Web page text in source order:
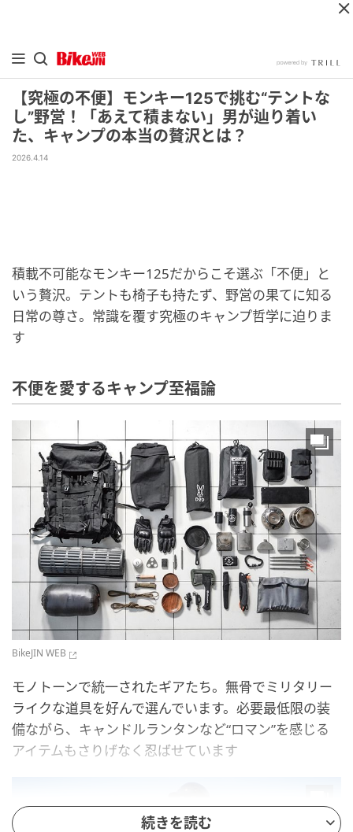
【究極の不便】モンキー125で挑む“テントな
し”野営！「あえて積まない」男が辿り着い
た、キャンプの本当の贅沢とは？
2026.4.14
積載不可能なモンキー125だからこそ選ぶ「不便」と
いう贅沢。テントも椅子も持たず、野営の果てに知る
日常の尊さ。常識を覆す究極のキャンプ哲学に迫りま
す
不便を愛するキャンプ至福論
BikeJIN WEB
モノトーンで統一されたギアたち。無骨でミリタリー
ライクな道具を好んで選んでいます。必要最低限の装
備ながら、キャンドルランタンなど“ロマン”を感じる
アイテムもさりげなく忍ばせています
続きを読む